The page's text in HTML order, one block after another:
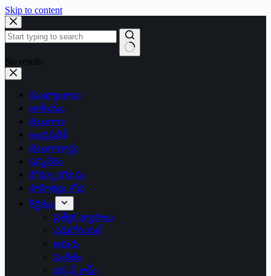
Skip to content
No results
ముఖ్యాంశాలు
జాతీయం
తెలంగాణ
ఆంధ్రప్రదేశ్
తెలంగాణార్థం
సన్నివేశం
బొమ్మా బొరుసు
సాహిత్యం-శోభ
శీర్షికలు
ప్రత్యేక వ్యాసాలు
ఎడిటోరియల్
అరుగు
సంకేతం
దక్కన్.కామ్